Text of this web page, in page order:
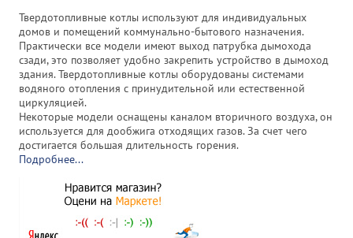
Твердотопливные котлы используют для индивидуальных
домов и помещений коммунально-бытового назначения.
Практически все модели имеют выход патрубка дымохода
сзади, это позволяет удобно закрепить устройство в дымоход
здания. Твердотопливные котлы оборудованы системами
водяного отопления с принудительной или естественной
циркуляцией.
Некоторые модели оснащены каналом вторичного воздуха, он
используется для дообжига отходящих газов. За счет чего
достигается большая длительность горения.
Подробнее...